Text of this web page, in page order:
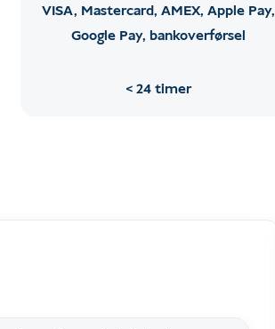
VISA, Mastercard, AMEX, Apple Pay,
Google Pay, bankoverførsel
24 timer